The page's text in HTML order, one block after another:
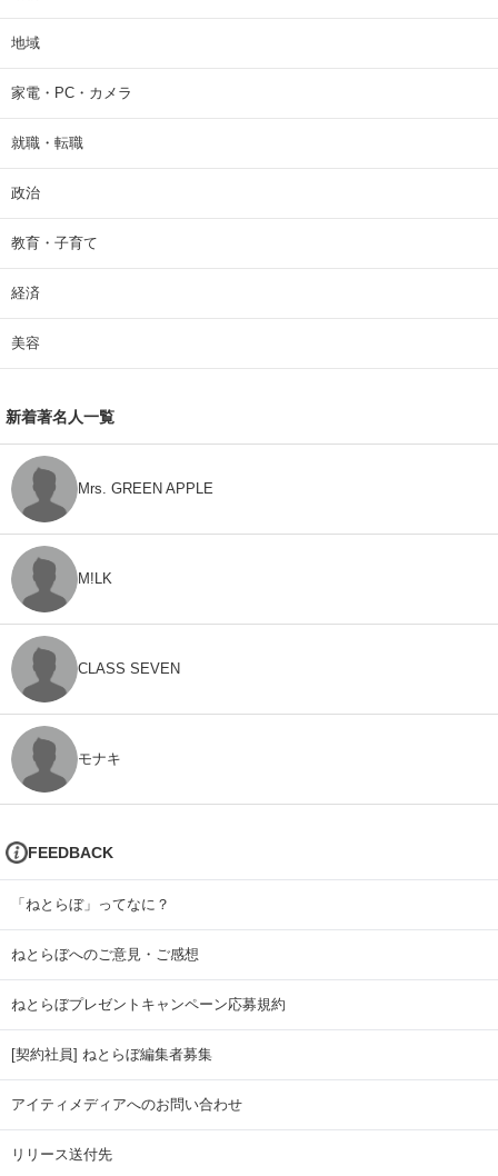
地域
家電・PC・カメラ
就職・転職
政治
教育・子育て
経済
美容
新着著名人一覧
Mrs. GREEN APPLE
M!LK
CLASS SEVEN
モナキ
FEEDBACK
「ねとらぼ」ってなに？
ねとらぼへのご意見・ご感想
ねとらぼプレゼントキャンペーン応募規約
[契約社員] ねとらぼ編集者募集
アイティメディアへのお問い合わせ
リリース送付先